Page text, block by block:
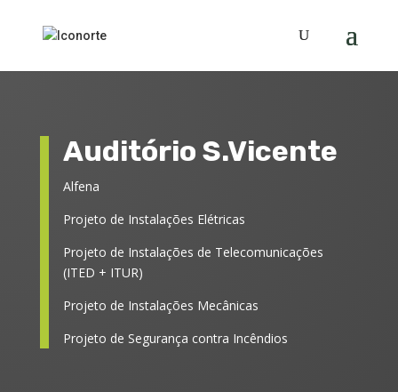
Auditório S.Vicente
Alfena
Projeto de Instalações Elétricas
Projeto de Instalações de Telecomunicações
(ITED + ITUR)
Projeto de Instalações Mecânicas
Projeto de Segurança contra Incêndios